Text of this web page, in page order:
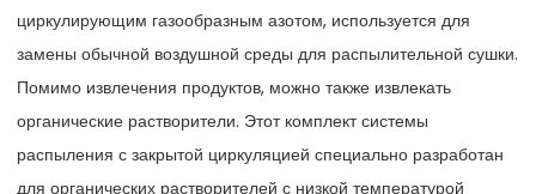
циркулирующим газообразным азотом, используется для
замены обычной воздушной среды для распылительной сушки.
Помимо извлечения продуктов, можно также извлекать
органические растворители. Этот комплект системы
распыления с закрытой циркуляцией специально разработан
для органических растворителей с низкой температурой